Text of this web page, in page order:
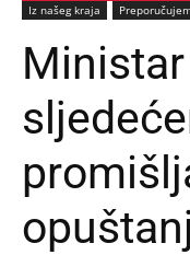
Iz našeg kraja